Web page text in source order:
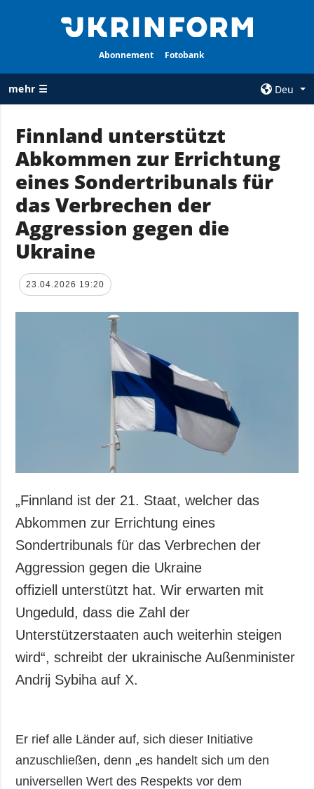
Abonnement Fotobank
mehr ☰
Deu
ALLE
RUBRIKEN
Krieg
Wiederaufbau
der Ukraine
Politik
Wirtschaft
Militär
Gesellschaft und
AGENTUR
Über uns
Kontakte
services
ZUSÄTZLICH
Veröffentlichungen
Interview
Video
LEISTUNGEN
Abonnement
Fotobank
Finnland unterstützt
Abkommen zur Errichtung
eines Sondertribunals für
das Verbrechen der
Aggression gegen die
Ukraine
23.04.2026 19:20
„Finnland ist der 21. Staat, welcher das
Abkommen zur Errichtung eines
Sondertribunals für das Verbrechen der
Aggression gegen die Ukraine
offiziell unterstützt hat. Wir erwarten mit
Ungeduld, dass die Zahl der
Unterstützerstaaten auch weiterhin steigen
wird“, schreibt der ukrainische Außenminister
Andrij Sybiha auf X.
Er rief alle Länder auf, sich dieser Initiative
anzuschließen, denn „es handelt sich um den
universellen Wert des Respekts vor dem